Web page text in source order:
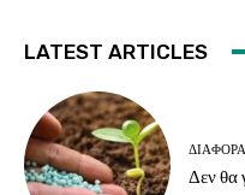
LATEST ARTICLES
Δεν θα